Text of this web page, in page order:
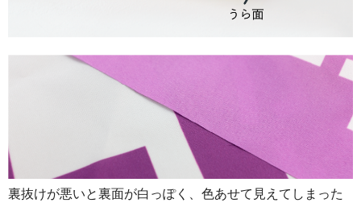
裏抜けが悪いと裏面が白っぽく、色あせて見えてしまった